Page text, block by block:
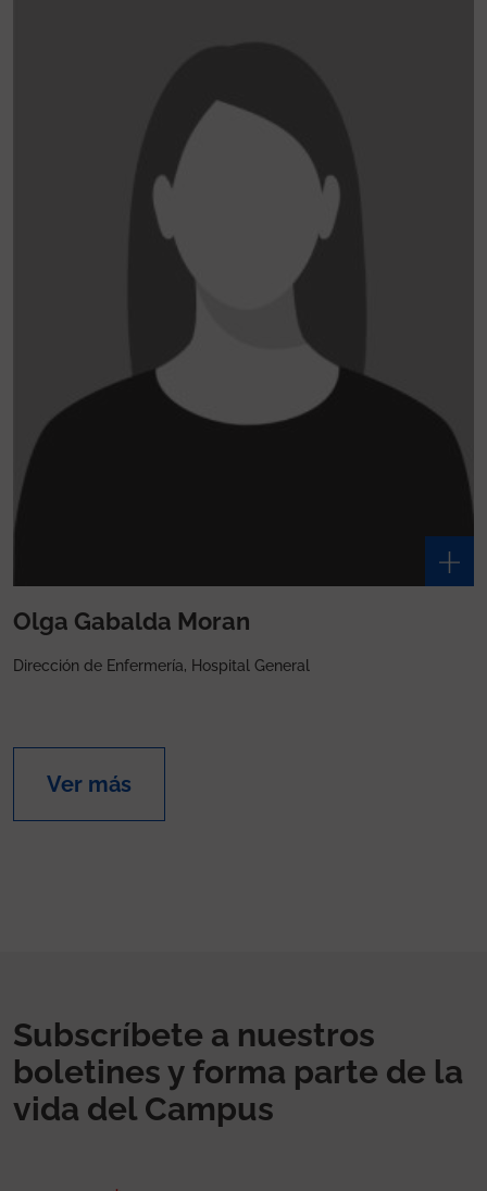
Olga Gabalda Moran
Dirección de Enfermería, Hospital General
Ver más
Subscríbete a nuestros
boletines y forma parte de la
vida del Campus